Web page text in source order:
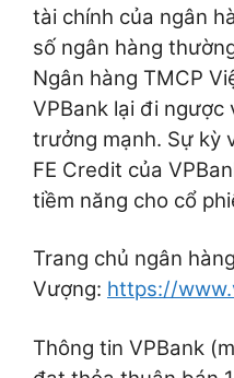
tài chính của ngân
số ngân hàng
Ngân hàng TMCP
VPBank lại đi ngược
trưởng mạnh. Sự kỳ
FE Credit của
tiềm năng cho cổ
Trang chủ ngân
Vượng: https://
Thông tin VPBank